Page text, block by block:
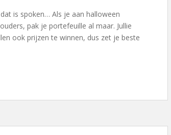
is spoken… Als je aan halloween
pak je portefeuille al maar. Jullie
ook prijzen te winnen, dus zet je beste